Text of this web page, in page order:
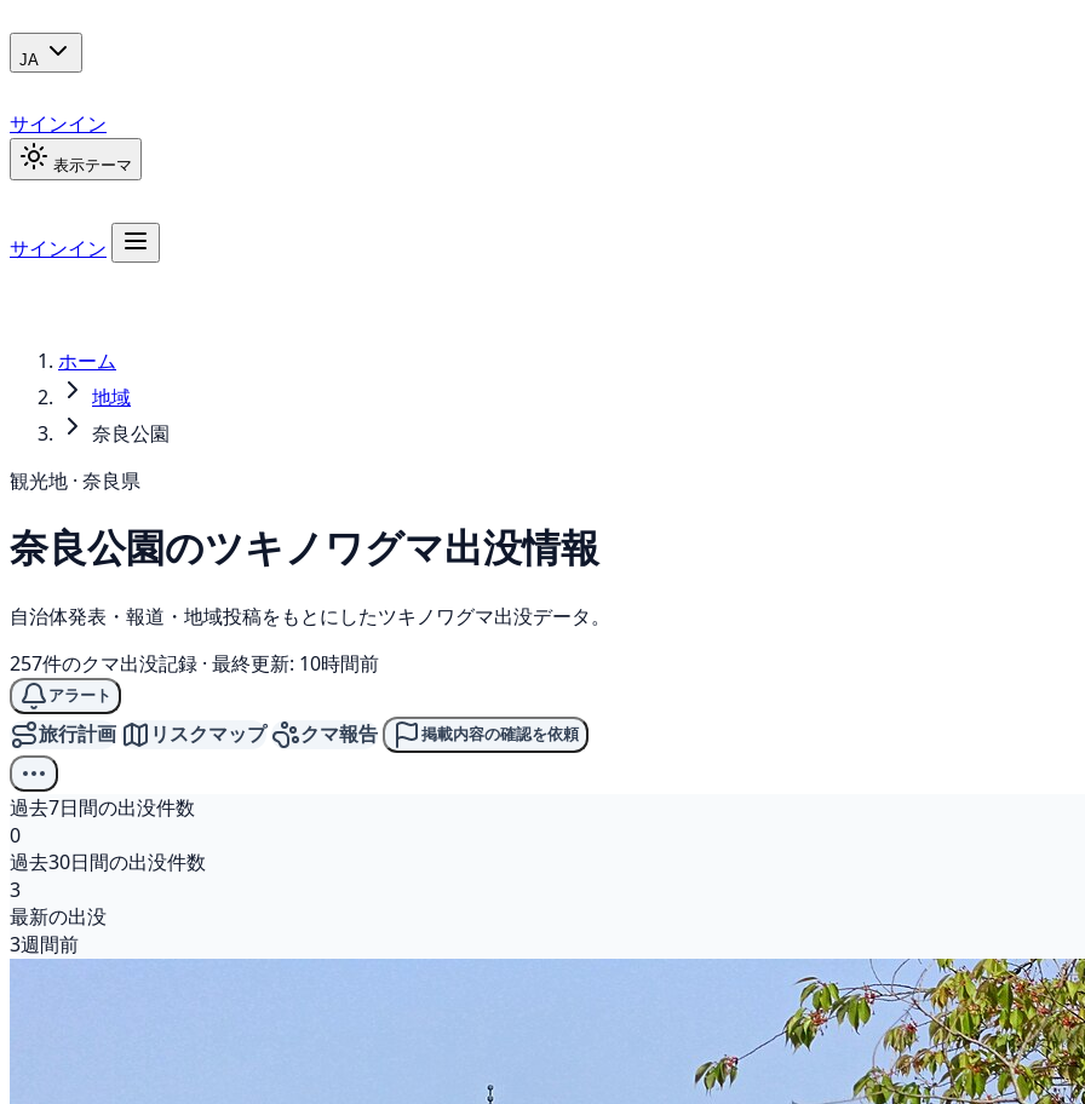
JA
サインイン
表示テーマ
サインイン
ホーム
地域
奈良公園
観光地 · 奈良県
奈良公園のツキノワグマ出没情報
自治体発表・報道・地域投稿をもとにしたツキノワグマ出没データ。
257件のクマ出没記録 · 最終更新: 10時間前
アラート
旅行計画 リスクマップ クマ報告 掲載内容の確認を依頼
過去7日間の出没件数
0
過去30日間の出没件数
3
最新の出没
3週間前